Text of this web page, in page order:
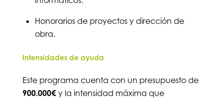
Honorarios de proyectos y dirección de
obra.
Intensidades de ayuda
Este programa cuenta con un presupuesto de
900.000€ y la intensidad máxima que